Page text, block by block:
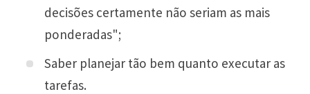
decisões certamente não seriam as mais
ponderadas";
Saber planejar tão bem quanto executar as
tarefas.